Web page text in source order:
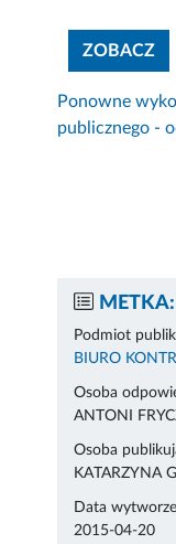
ZOBACZ
Ponowne
publicznego -
METKA:
Podmiot
BIURO
Osoba
ANTONI
Osoba
KATARZYNA
Data
2015-04-20